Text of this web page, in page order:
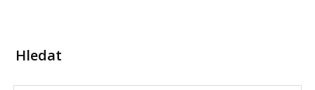
Hledat